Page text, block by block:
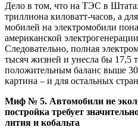
Дело в том, что на ТЭС в
триллиона киловатт-часов, а
мобилей на электромобили
американской
Следовательно, полная
тысяч жизней и унесла бы 17,5
положительным баланс выше
картина – и для остальных
Миф № 5. Автомобили не
постройка требует
лития и кобальта